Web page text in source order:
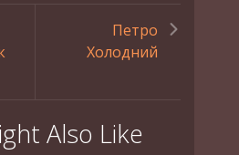
Петро
Холодний
Also Like